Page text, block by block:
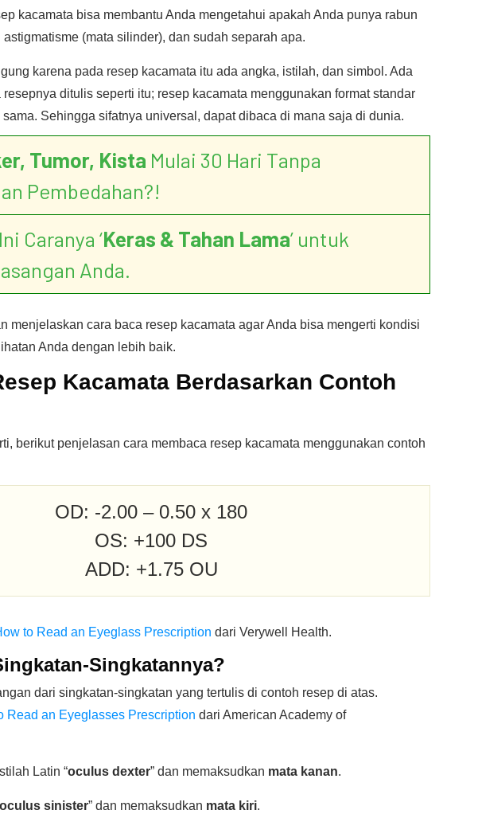
kacamata bisa membantu Anda mengetahui apakah Anda punya rabun
(mata silinder), dan sudah separah apa.
karena pada resep kacamata itu ada angka, istilah, dan simbol. Ada
ditulis seperti itu; resep kacamata menggunakan format standar
Sehingga sifatnya universal, dapat dibaca di mana saja di dunia.
Tumor, Kista Mulai 30 Hari Tanpa
Pembedahan?!
Caranya ‘Keras & Tahan Lama’ untuk
Anda.
menjelaskan cara baca resep kacamata agar Anda bisa mengerti kondisi
Anda dengan lebih baik.
Kacamata Berdasarkan Contoh
berikut penjelasan cara membaca resep kacamata menggunakan contoh
OD: -2.00 – 0.50 x 180
OS: +100 DS
ADD: +1.75 OU
to Read an Eyeglass Prescription dari Verywell Health.
Singkatannya?
dari singkatan-singkatan yang tertulis di contoh resep di atas.
Read an Eyeglasses Prescription dari American Academy of
Latin “oculus dexter” dan memaksudkan mata kanan.
oculus sinister” dan memaksudkan mata kiri.